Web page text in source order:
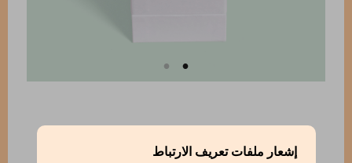
إشعار ملفات تعريف الارتباط